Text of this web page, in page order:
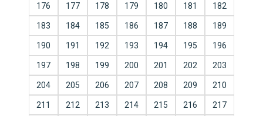
176 177 178 179 180 181 182
183 184 185 186 187 188 189
190 191 192 193 194 195 196
197 198 199 200 201 202 203
204 205 206 207 208 209 210
211 212 213 214 215 216 217